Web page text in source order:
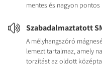
mentes és nagyon
Szabadalmaztatott
A mélyhangszóró
lemezt tartalmaz, amely
torzítást az oldott